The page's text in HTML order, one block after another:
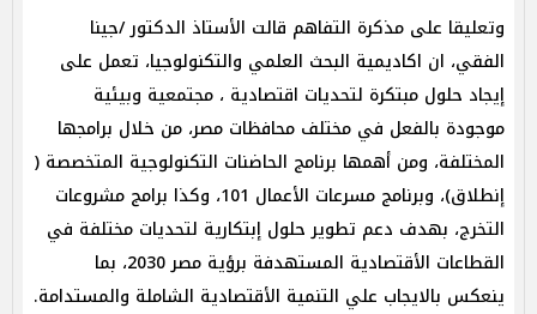
وتعليقا على مذكرة التفاهم قالت الأستاذ الدكتور /جينا
الفقي، ان اكاديمية البحث العلمي والتكنولوجيا، تعمل على
إيجاد حلول مبتكرة لتحديات اقتصادية ، مجتمعية وبيئية
موجودة بالفعل في مختلف محافظات مصر، من خلال برامجها
المختلفة، ومن أهمها برنامج الحاضنات التكنولوجية المتخصصة (
إنطلاق)، وبرنامج مسرعات الأعمال 101، وكذا برامج مشروعات
التخرج، بهدف دعم تطوير حلول إبتكارية لتحديات مختلفة في
القطاعات الأقتصادية المستهدفة برؤية مصر 2030، بما
ينعكس بالايجاب علي التنمية الأقتصادية الشاملة والمستدامة.